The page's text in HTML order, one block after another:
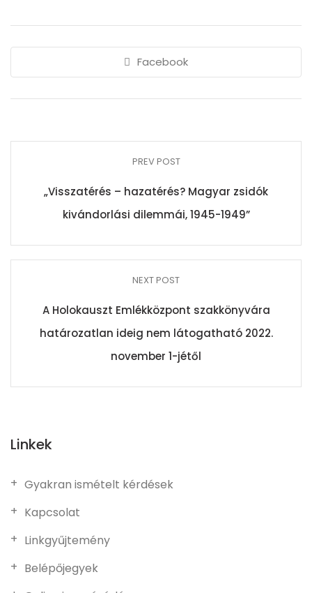
Facebook
PREV POST
„Visszatérés – hazatérés? Magyar zsidók
kivándorlási dilemmái, 1945-1949”
NEXT POST
A Holokauszt Emlékközpont szakkönyvára
határozatlan ideig nem látogatható 2022.
november 1-jétől
Linkek
Gyakran ismételt kérdések
Kapcsolat
Linkgyűjtemény
Belépőjegyek